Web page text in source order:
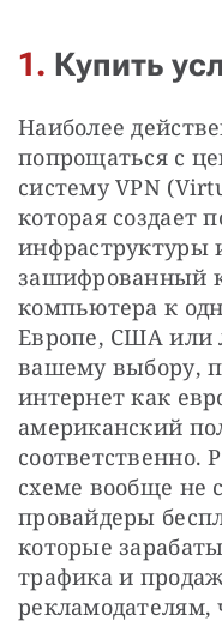
1. Купить
Наиболее
попрощаться с
систему VPN
которая создает
инфраструктуры
зашифрованный
компьютера к
Европе, США или
вашему выбору,
интернет как
американский
соответственно.
схеме вообще не
провайдеры
которые
трафика и
рекламодателям,